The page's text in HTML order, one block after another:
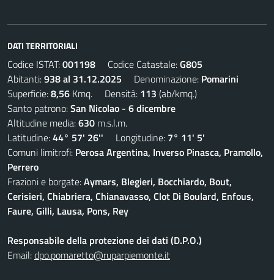
DATI TERRITORIALI
Codice ISTAT:001198 Codice Catastale:G805
Abitanti:938 al 31.12.2025 Denominazione: Pomarini
Superficie:8,56 Kmq. Densità: 113 (ab/kmq.)
Santo patrono:San Nicolao - 6 dicembre
Altitudine media:630 m.s.l.m.
Latitudine:44° 57' 26'' Longitudine: 7° 11' 5'
Comuni limitrofi: Perosa Argentina, Inverso Pinasca, Pramollo,
Perrero
Frazioni e borgate:Aymars, Blegieri, Bocchiardo, Bout,
Cerisieri, Chiabriera, Chianavasso, Clot Di Boulard, Enfous,
Faure, Gilli, Lausa, Pons, Rey
Responsabile della protezione dei dati (D.P.O.)
Email:dpo.pomaretto@ruparpiemonte.it